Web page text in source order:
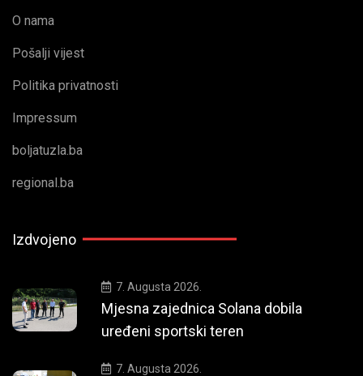
O nama
Pošalji vijest
Politika privatnosti
Impressum
boljatuzla.ba
regional.ba
Izdvojeno
7. Augusta 2026.
Mjesna zajednica Solana dobila
uređeni sportski teren
7. Augusta 2026.